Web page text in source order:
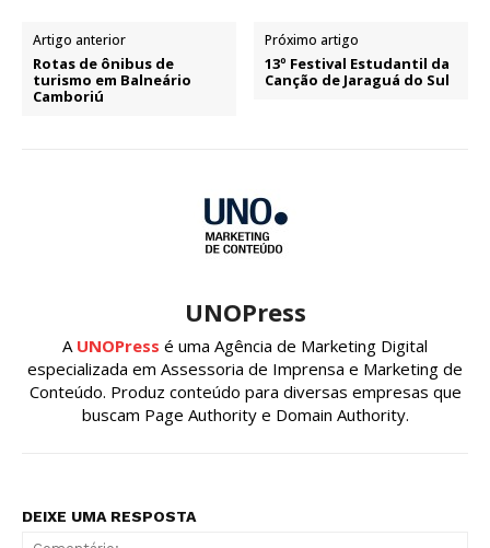
Artigo anterior
Rotas de ônibus de
turismo em Balneário
Camboriú
Próximo artigo
13º Festival Estudantil da
Canção de Jaraguá do Sul
UNOPress
A UNOPress é uma Agência de Marketing Digital
especializada em Assessoria de Imprensa e Marketing de
Conteúdo. Produz conteúdo para diversas empresas que
buscam Page Authority e Domain Authority.
DEIXE UMA RESPOSTA